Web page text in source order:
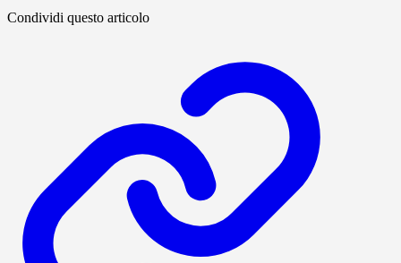
Condividi questo articolo